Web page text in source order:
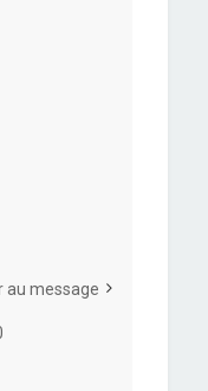
au message